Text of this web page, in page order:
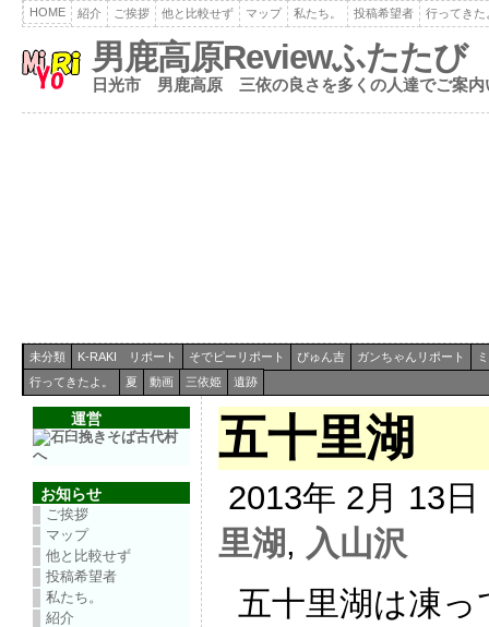
HOME 紹介 ご挨拶 他と比較せず マップ 私たち。 投稿希望者 行ってきた
男鹿高原Reviewふたたび
日光市 男鹿高原 三依の良さを多くの人達でご案
未分類 K-RAKI リポート そでピーリポート ぴゅん吉 ガンちゃんリポート
行ってきたよ。
夏 動画 三依姫 遺跡
運営
お知らせ
ご挨拶
マップ
他と比較せず
投稿希望者
私たち。
紹介
五十里湖
2013年 2月 13
里湖, 入山沢
五十里湖は凍